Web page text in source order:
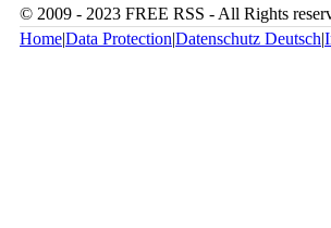
© 2009 - 2023 FREE RSS - All Rights
Home|Data Protection|Datenschutz Deutsch|